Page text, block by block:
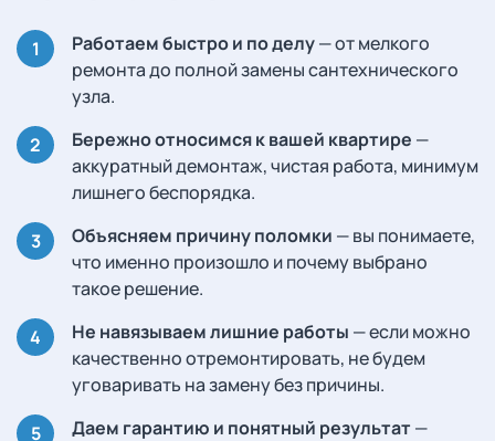
Работаем быстро и по делу— от мелкого
ремонта до полной замены сантехнического
узла.
Бережно относимся к вашей квартире —
аккуратный демонтаж, чистая работа, минимум
лишнего беспорядка.
Объясняем причину поломки — вы понимаете,
что именно произошло и почему выбрано
такое решение.
Не навязываем лишние работы — если можно
качественно отремонтировать, не будем
уговаривать на замену без причины.
Даем гарантию и понятный результат —